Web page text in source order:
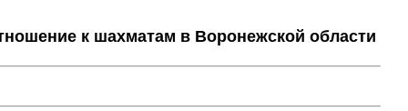
к шахматам в Воронежской области